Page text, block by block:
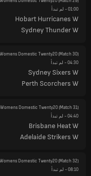
01:00- لم تبدأ
Hobart Hurricanes W
Sydney Thunder W
Womens Domestic Twenty20 (Match 30)
04:30- لم تبدأ
Sydney Sixers W
Perth Scorchers W
Womens Domestic Twenty20 (Match 31)
04:40- لم تبدأ
Brisbane Heat W
Adelaide Strikers W
Womens Domestic Twenty20 (Match 32)
08:10- لم تبدأ